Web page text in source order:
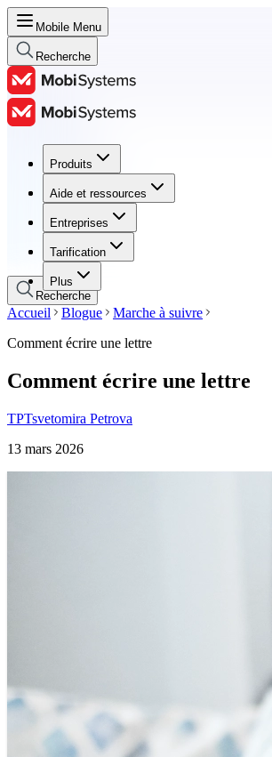
Mobile Menu
Recherche
Produits
Aide et ressources
Entreprises
Tarification
Plus
Produits
Aide et ressources
Entreprises
Tarification
Recherche
Accueil Blogue
Marche à suivre
Comment écrire une lettre
Comment écrire une lettre
TPTsvetomira Petrova
13 mars 2026